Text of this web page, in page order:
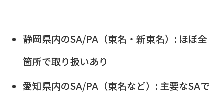
静岡県内のSA/PA（東名・新東名）: ほぼ全
箇所で取り扱いあり
愛知県内のSA/PA（東名など）: 主要なSAで